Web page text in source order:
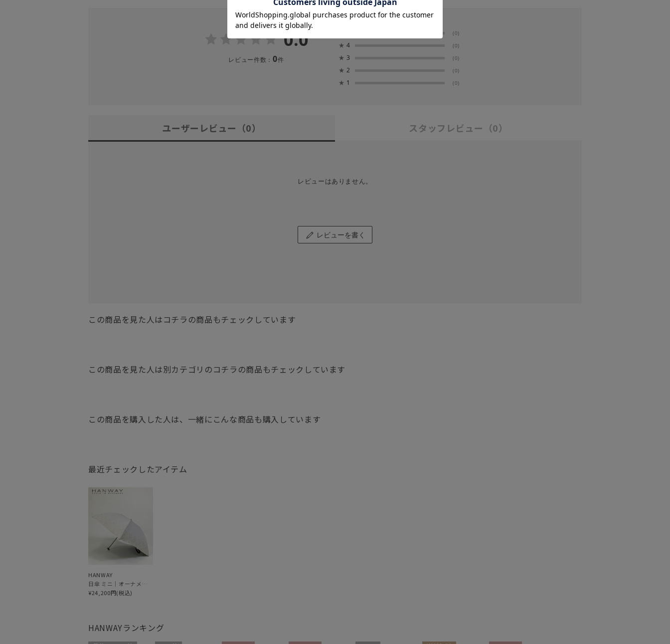
0.0
レビュー件数： 0件
(0)
★ 4 (0)
★ 3 (0)
★ 2 (0)
★ 1 (0)
ユーザーレビュー （0） スタッフレビュー （0）
レビューはありません。
レビューを書く
この商品を見た人はコチラの商品もチェックしています
この商品を見た人は別カテゴリのコチラの商品もチェックしています
この商品を購入した人は、一緒にこんな商品も購入しています
最近チェックしたアイテム
HANWAY
日傘 ミニ｜オーナメント刺繍 [HANWAY]
¥24,200円(税込)
HANWAYランキング